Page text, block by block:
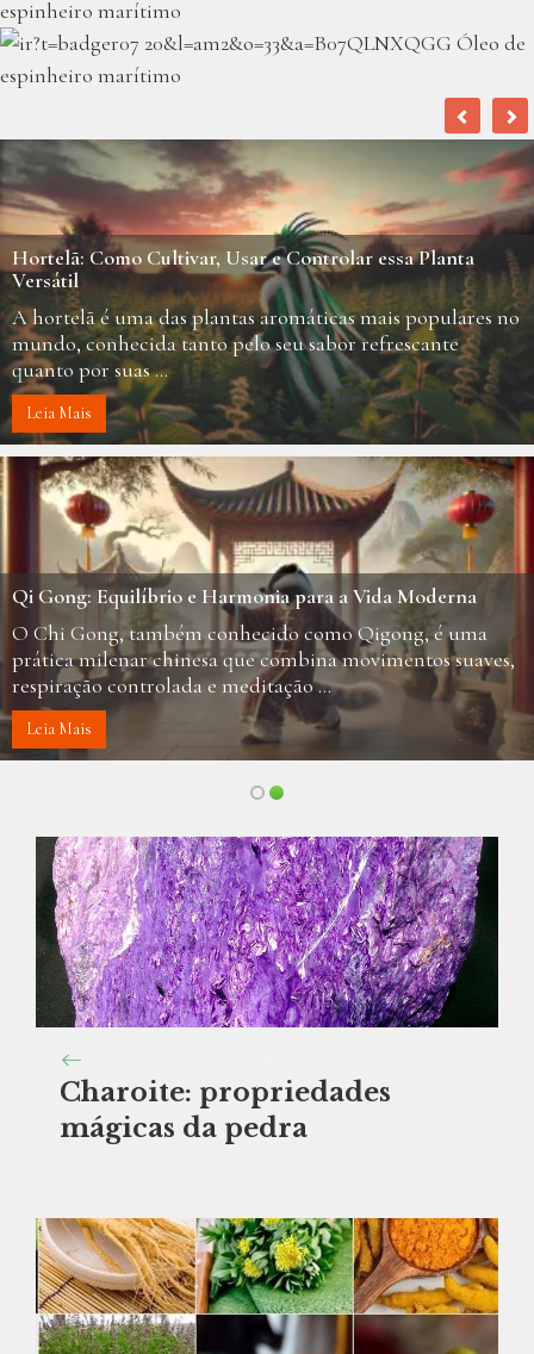
Hortelã: Como Cultivar, Usar e Controlar essa Planta
Versátil
A hortelã é uma das plantas aromáticas mais populares no
mundo, conhecida tanto pelo seu sabor refrescante
quanto por suas ...
Leia Mais
Qi Gong: Equilíbrio e Harmonia para a Vida Moderna
O Chi Gong, também conhecido como Qigong, é uma
prática milenar chinesa que combina movimentos suaves,
respiração controlada e meditação ...
Leia Mais
Charoite: propriedades
mágicas da pedra